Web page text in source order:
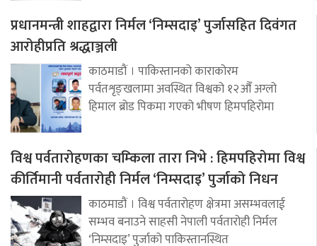
प्रधानमन्त्री शाहद्वारा निर्मल ‘निम्सदाइ’ पुर्जासहित दिवंगत
आरोहीप्रति श्रद्धाञ्जली
काठमाडौं । पाकिस्तानको काराकोरम
पर्वतशृङ्खलामा अवस्थित विश्वको १२औँ अग्लो
हिमाल ब्रोड पिकमा गएको भीषण हिमपहिरोमा
विश्व पर्वतारोहणका चम्किला तारा निभे : हिमपहिरोमा विश्व
कीर्तिमानी पर्वतारोही निर्मल ‘निम्सदाइ’ पुर्जाको निधन
काठमाडौं । विश्व पर्वतारोहण क्षेत्रमा असम्भवलाई
सम्भव बनाउने साहसी नेपाली पर्वतारोही निर्मल
‘निम्सदाइ’ पुर्जाको पाकिस्तानस्थित